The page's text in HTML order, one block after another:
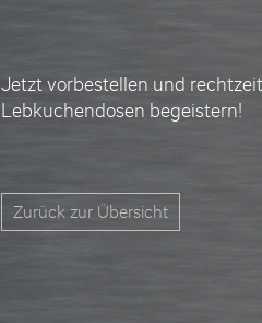
Jetzt vorbestellen und
Lebkuchendosen begeistern!
Zurück zur Übersicht